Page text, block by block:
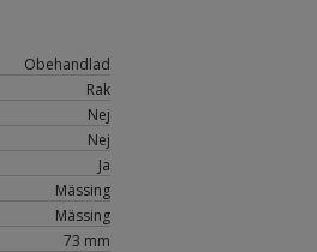
Obehandlad
Rak
Nej
Nej
Ja
Mässing
Mässing
73 mm